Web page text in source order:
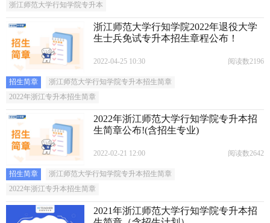
浙江师范大学行知学院专升本
浙江师范大学行知学院2022年退役大学
生士兵免试专升本招生章程公布！
2022-04-25 10:30 阅读数2196
招生简章
浙江师范大学行知学院专升本招生简章
2022年浙江专升本招生简章
2022年浙江师范大学行知学院专升本招
生简章公布!(含招生专业)
2022-02-21 12:00 阅读数2642
招生简章
浙江师范大学行知学院专升本招生简章
2022年浙江专升本招生简章
2021年浙江师范大学行知学院专升本招